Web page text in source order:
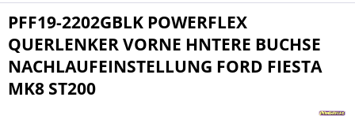
PFF19-2202GBLK POWERFLEX
QUERLENKER VORNE HNTERE BUCHSE
NACHLAUFEINSTELLUNG FORD FIESTA
MK8 ST200